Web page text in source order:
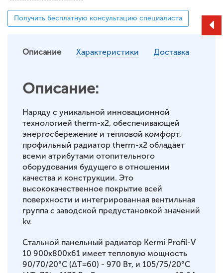
Получить бесплатную консультацию специалиста
Описание Характеристики Доставка
Описание:
Наряду с уникальной инновационной
технологией therm-x2, обеспечивающей
энергосбережение и тепловой комфорт,
профильный радиатор therm-x2 обладает
всеми атрибутами отопительного
оборудования будущего в отношении
качества и конструкции. Это
высококачественное покрытие всей
поверхности и интегрированная вентильная
группа с заводской предустановкой значений
kv.
Стальной панельный радиатор Kermi Profil-V
10 900x800x61 имеет тепловую мощность
90/70/20°С (ΔT=60) - 970 Вт, и 105/75/20°С